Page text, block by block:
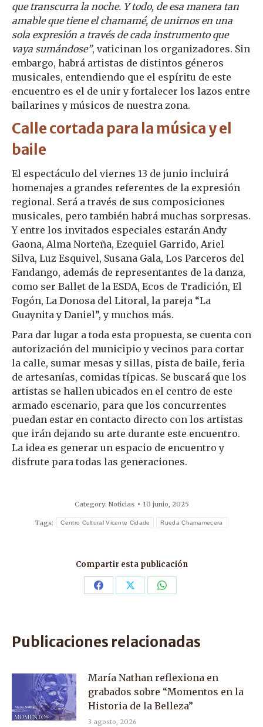
que transcurra la noche. Y todo, de esa manera tan
amable que tiene el chamamé, de unirnos en una
sola expresión a través de cada instrumento que
vaya sumándose”, vaticinan los organizadores. Sin
embargo, habrá artistas de distintos géneros
musicales, entendiendo que el espíritu de este
encuentro es el de unir y fortalecer los lazos entre
bailarines y músicos de nuestra zona.
Calle cortada para la música y el
baile
El espectáculo del viernes 13 de junio incluirá
homenajes a grandes referentes de la expresión
regional. Será a través de sus composiciones
musicales, pero también habrá muchas sorpresas.
Y entre los invitados especiales estarán Andy
Gaona, Alma Norteña, Ezequiel Garrido, Ariel
Silva, Luz Esquivel, Susana Gala, Los Parceros del
Fandango, además de representantes de la danza,
como ser Ballet de la ESDA, Ecos de Tradición, El
Fogón, La Donosa del Litoral, la pareja “La
Guaynita y Daniel”, y muchos más.
Para dar lugar a toda esta propuesta, se cuenta con
autorización del municipio y vecinos para cortar
la calle, sumar mesas y sillas, pista de baile, feria
de artesanías, comidas típicas. Se buscará que los
artistas se hallen ubicados en el centro de este
armado escenario, para que los concurrentes
puedan estar en contacto directo con los artistas
que irán dejando su arte durante este encuentro.
La idea es generar un espacio de encuentro y
disfrute para todas las generaciones.
Category: Noticias 10 junio, 2025
Tags: Centro Cultural Vicente Cidade Rueda Chamamecera
Compartir esta publicación
Share Share Share
Publicaciones relacionadas
María Nathan reflexiona en
grabados sobre “Momentos en la
Historia de la Belleza”
3 agosto, 2026